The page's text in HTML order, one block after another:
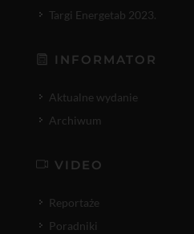
Targi Energetab 2023.
INFORMATOR
Aktualne wydanie
Archiwum
VIDEO
Reportaże
Poradniki